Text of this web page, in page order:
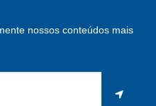
nossos conteúdos mais